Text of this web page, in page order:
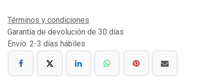
Términos y condiciones
Garantía de devolución de 30 días
Envío: 2-3 días hábiles